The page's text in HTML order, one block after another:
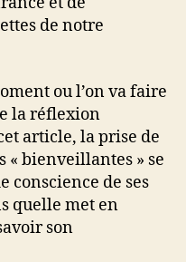
de notre
ou l’on va faire
la réflexion
article, la prise de
« bienveillantes » se
conscience de ses
quelle met en
son